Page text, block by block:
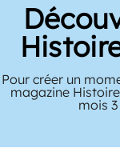
Pour créer un
magazine
mois